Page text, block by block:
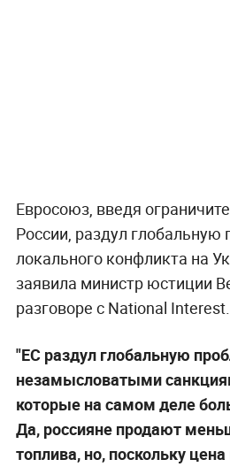
Евросоюз, введя
России, раздул глобальную
локального конфликта на
заявила министр юстиции
разговоре с National Interest.
"ЕС раздул глобальную
незамысловатыми
которые на самом деле
Да, россияне продают
топлива, но, поскольку